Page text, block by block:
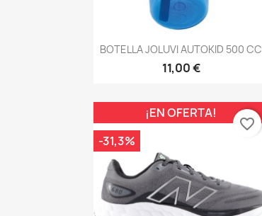
Vista rápida
BOTELLA JOLUVI AUTOKID 500 CC
11,00 €
¡EN OFERTA!
-31,3%
favorite_border